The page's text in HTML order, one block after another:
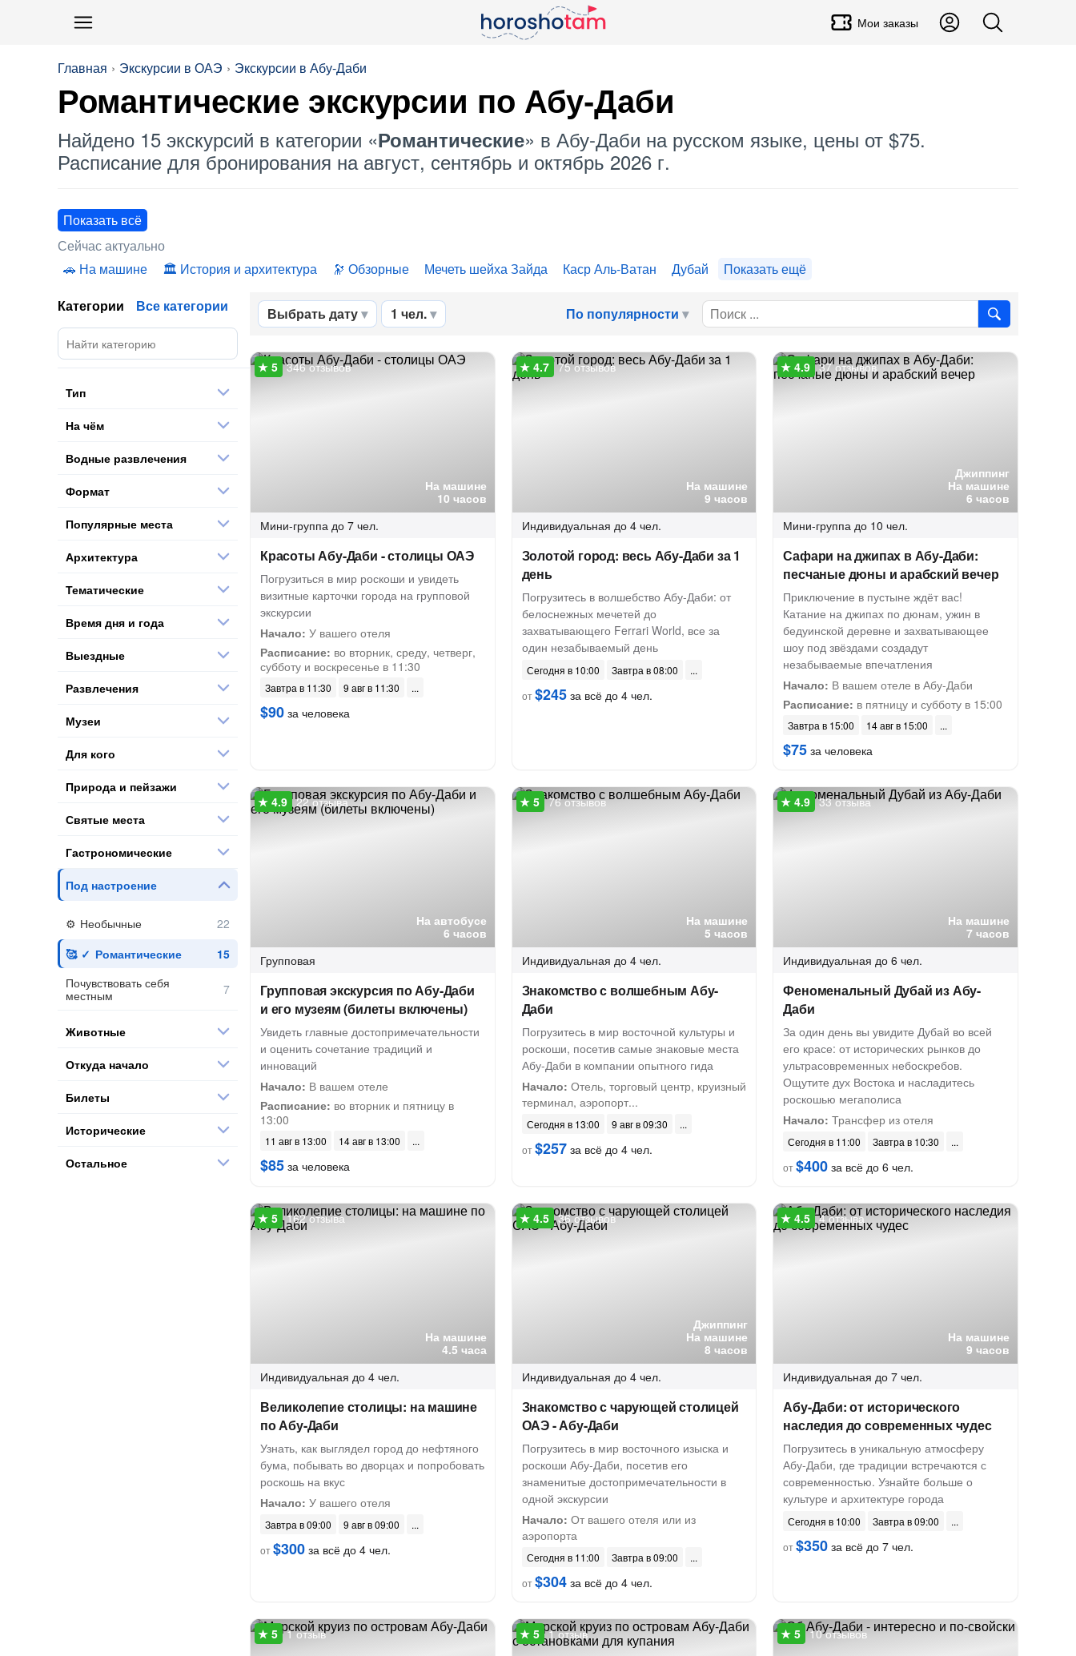
Мои заказы
Главная Экскурсии в ОАЭ Экскурсии в Абу-Даби
Романтические экскурсии по Абу-Даби
Найдено 15 экскурсий в категории «Романтические» в Абу-Даби на русском языке, цены от $75.
Расписание для бронирования на август, сентябрь и октябрь 2026 г.
Показать всё
Сейчас актуально
На машине
История и архитектура Обзорные Мечеть шейха Зайда Каср Аль-Ватан Дубай Показать ещё
Выбрать дату 1 чел. По популярности
На машине
10 часов
346 отзывов
Мини-группа до 7 чел.
Красоты Абу-Даби - столицы ОАЭ
Погрузиться в мир роскоши и увидеть
визитные карточки города на групповой
экскурсии
Начало: У вашего отеля
Расписание: во вторник, среду, четверг,
субботу и воскресенье в 11:30
Завтра в 11:30 9 авг в 11:30
$90 за человека
На машине
9 часов
75 отзывов
Индивидуальная до 4 чел.
Золотой город: весь Абу-Даби за 1
день
Погрузитесь в волшебство Абу-Даби: от
белоснежных мечетей до
захватывающего Ferrari World, все за
один незабываемый день
Сегодня в 10:00
Завтра в 08:00
от$245за всё до 4 чел.
Джиппинг
На машине
6 часов
37 отзывов
Мини-группа до 10 чел.
Сафари на джипах в Абу-Даби:
песчаные дюны и арабский вечер
Приключение в пустыне ждёт вас!
Катание на джипах по дюнам, ужин в
бедуинской деревне и захватывающее
шоу под звёздами создадут
незабываемые впечатления
Начало: В вашем отеле в Абу-Даби
Расписание: в пятницу и субботу в 15:00
Завтра в 15:00 14 авг в 15:00
$75 за человека
На автобусе
6 часов
22 отзыва
Групповая
Групповая экскурсия по Абу-Даби
и его музеям (билеты включены)
Увидеть главные достопримечательности
и оценить сочетание традиций и
инноваций
Начало: В вашем отеле
Расписание: во вторник и пятницу в
13:00
11 авг в 13:00 14 авг в 13:00
$85 за человека
На машине
5 часов
76 отзывов
Индивидуальная до 4 чел.
Знакомство с волшебным Абу-
Даби
Погрузитесь в мир восточной культуры и
роскоши, посетив самые знаковые места
Абу-Даби в компании опытного гида
Начало: Отель, торговый центр, круизный
терминал, аэропорт...
Сегодня в 13:00
9 авг в 09:30
от$257за всё до 4 чел.
На машине
7 часов
33 отзыва
Индивидуальная до 6 чел.
Феноменальный Дубай из Абу-
Даби
За один день вы увидите Дубай во всей
его красе: от исторических рынков до
ультрасовременных небоскребов.
Ощутите дух Востока и насладитесь
роскошью мегаполиса
Начало: Трансфер из отеля
Сегодня в 11:00
Завтра в 10:30
от$400 за всё до 6 чел.
На машине
4.5 часа
162 отзыва
Индивидуальная до 4 чел.
Великолепие столицы: на машине
по Абу-Даби
Узнать, как выглядел город до нефтяного
бума, побывать во дворцах и попробовать
роскошь на вкус
Начало: У вашего отеля
Завтра в 09:00
9 авг в 09:00
от$300 за всё до 4 чел.
Джиппинг
На машине
8 часов
36 отзывов
Индивидуальная до 4 чел.
Знакомство с чарующей столицей
ОАЭ - Абу-Даби
Погрузитесь в мир восточного изыска и
роскоши Абу-Даби, посетив его
знаменитые достопримечательности в
одной экскурсии
Начало: От вашего отеля или из
аэропорта
Сегодня в 11:00
Завтра в 09:00
от$304за всё до 4 чел.
На машине
9 часов
4 отзыва
Индивидуальная до 7 чел.
Абу-Даби: от исторического
наследия до современных чудес
Погрузитесь в уникальную атмосферу
Абу-Даби, где традиции встречаются с
современностью. Узнайте больше о
культуре и архитектуре города
Сегодня в 10:00
Завтра в 09:00
от$350 за всё до 7 чел.
1 отзыв 1 отзыв 10 отзывов
Категории Все категории
Тип
На чём
Водные развлечения
Формат
Популярные места
Архитектура
Тематические
Время дня и года
Выездные
Развлечения
Музеи
Для кого
Природа и пейзажи
Святые места
Гастрономические
Под настроение
Необычные
Романтические
Почувствовать себя
местным
Животные
Откуда начало
Билеты
Исторические
Остальное